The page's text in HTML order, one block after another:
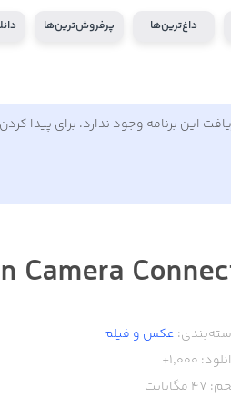
داغ‌ترین‌ها پرفروش‌ترین‌ها
این برنامه وجود ندارد. برای پیدا
Camera
عکس و فیلم
1,000+
47 مگابایت